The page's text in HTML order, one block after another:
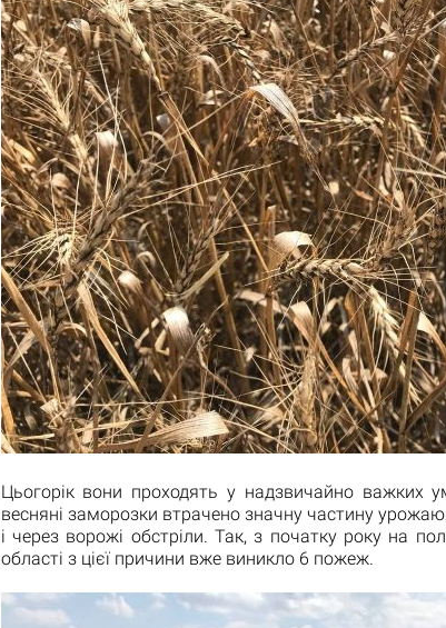
Цьогорік вони проходять у надзвичайно важких
весняні заморозки втрачено значну частину
і через ворожі обстріли. Так, з початку року на
області з цієї причини вже виникло 6 пожеж.